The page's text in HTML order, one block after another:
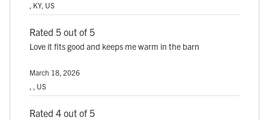
, KY, US
Rated 5 out of 5
Love it fits good and keeps me warm in the barn
March 18, 2026
, , US
Rated 4 out of 5